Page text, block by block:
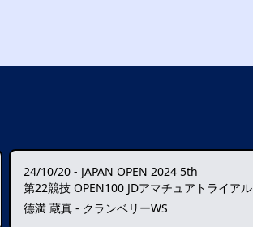
24/10/20- JAPAN OPEN 2024 5th
第22競技 OPEN100 JDアマチュアトライアル
德満 蔵真 - クランベリーWS